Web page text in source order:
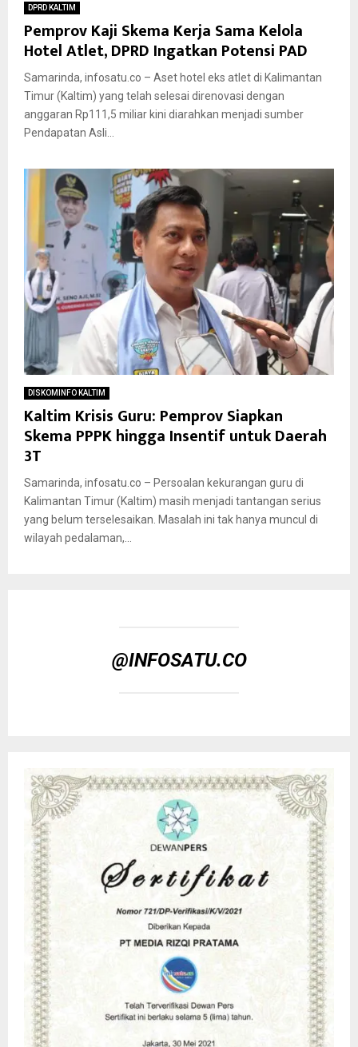
DPRD KALTIM
Pemprov Kaji Skema Kerja Sama Kelola
Hotel Atlet, DPRD Ingatkan Potensi PAD
Samarinda, infosatu.co – Aset hotel eks atlet di Kalimantan
Timur (Kaltim) yang telah selesai direnovasi dengan
anggaran Rp111,5 miliar kini diarahkan menjadi sumber
Pendapatan Asli...
DISKOMINFO KALTIM
Kaltim Krisis Guru: Pemprov Siapkan
Skema PPPK hingga Insentif untuk Daerah
3T
Samarinda, infosatu.co – Persoalan kekurangan guru di
Kalimantan Timur (Kaltim) masih menjadi tantangan serius
yang belum terselesaikan. Masalah ini tak hanya muncul di
wilayah pedalaman,...
@INFOSATU.CO